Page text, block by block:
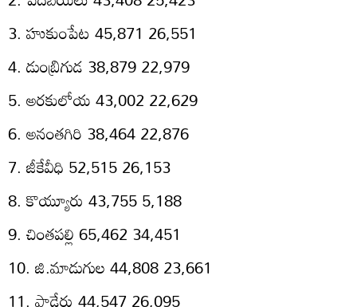
3. హుకుంపేట 45,871 26,551
4. డుంబ్రిగుడ 38,879 22,979
5. అరకులోయ 43,002 22,629
6. అనంతగిరి 38,464 22,876
7. జీకేవీధి 52,515 26,153
8. కొయ్యూరు 43,755 5,188
9. చింతపల్లి 65,462 34,451
10. జి.మాడుగుల 44,808 23,661